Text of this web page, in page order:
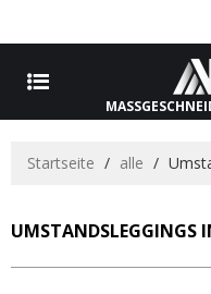
Startseite / alle /
UMSTANDSLEGGINGS